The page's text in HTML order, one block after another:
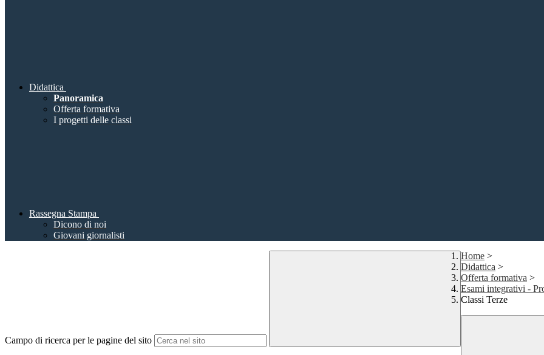
Didattica
Panoramica
Offerta formativa
I progetti delle classi
Rassegna Stampa
Dicono di noi
Giovani giornalisti
Campo di ricerca per le pagine del sito
Home >
Didattica >
Offerta formativa >
Esami integrativi -
Classi Terze